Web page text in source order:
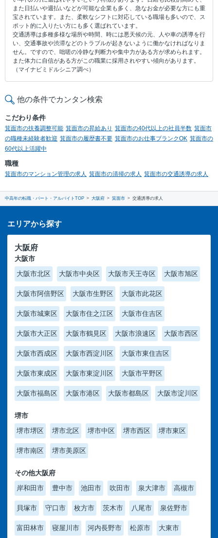
また日払いや週払いなどが可能な企業も多く、急なお金が必要な方にも重
宝されています。また、柔軟なシフトに対応している職場も多いので、ス
ポット的に入りたい方にも多く選ばれています。
交通誘導は多種多様な場所や時間、時には悪天候の元、人や車の誘導を行
い、交通事故や渋滞などのトラブルが起きないように働かなければなりま
せん。ですので、咄嗟の冷静な判断力や集中力がある方が求められます。
また体力に自信がある方がこの職業に採用されやすい傾向があります。
（マイナビミドルシニア調べ）
他の条件でカンタン検索
こだわり条件
箕面市の扶養調整可能 箕面市の昇給あり 箕面市の40代以上の社員半数 箕面市
の職種未経験者歓迎 箕面市の履歴書不要 箕面市のお仕事ブランクOK 箕面市の
60代以上活躍中
職種
箕面市のマンション管理の求人 箕面市の清掃の求人 箕面市の交通誘導の求人
中高年の転職・パート・アルバイトTOP 大阪府 箕面市 交通誘導の求人
エリアから探す
大阪府
大阪市
大阪市北区
大阪市中央区 大阪市天王寺区 大阪市旭区
大阪市阿倍野区 大阪市生野区 大阪市此花区
大阪市城東区 大阪市住之江区 大阪市住吉区
大阪市大正区 大阪市鶴見区 大阪市浪速区 大阪市西区
大阪市西成区 大阪市西淀川区 大阪市東住吉区
大阪市東成区 大阪市東淀川区 大阪市平野区
大阪市福島区 大阪市港区 大阪市都島区 大阪市淀川区
堺市
堺市堺区
堺市北区 堺市中区 堺市西区 堺市東区
堺市南区 堺市美原区
その他大阪府
岸和田市
豊中市 池田市 吹田市 泉大津市 高槻市
貝塚市 守口市 枚方市 茨木市 八尾市 泉佐野市
富田林市 寝屋川市 河内長野市 松原市 大東市